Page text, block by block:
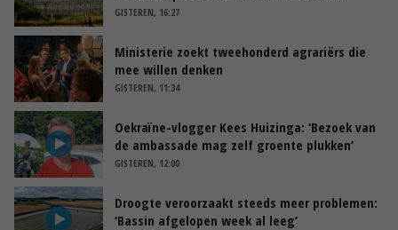
GISTEREN, 16:27
Ministerie zoekt tweehonderd agrariërs die
mee willen denken
GISTEREN, 11:34
Oekraïne-vlogger Kees Huizinga: ‘Bezoek van
de ambassade mag zelf groente plukken’
GISTEREN, 12:00
Droogte veroorzaakt steeds meer problemen:
‘Bassin afgelopen week al leeg’